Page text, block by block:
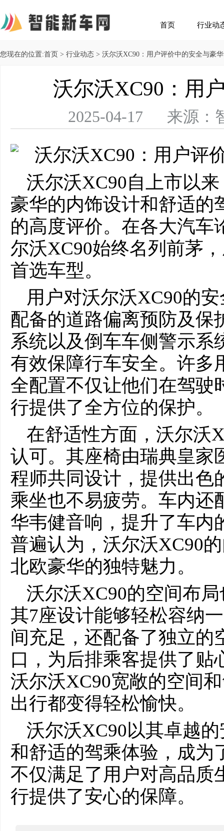
首页 行业动
您现在的位置:首页 > 行业动态 > 沃尔沃XC90：用户评价中的安全与豪华
沃尔沃XC90：用
2025-04-17 来源：
沃尔沃XC90自上市以
豪华的内饰设计和舒适的
的高度评价。在各大汽车
尔沃XC90始终名列前茅
首选车型。
用户对沃尔沃XC90的
配备的道路偏离预防及保
系统以及倒车车侧警示系
有效保障行车安全。许多
全配置不仅让他们在驾驶
行提供了全方位的保护。
在舒适性方面，沃尔沃
认可。其座椅由瑞典皇家
程师共同设计，提供出色
乘坐也不易疲劳。车内还
华韦健音响，提升了车内
普遍认为，沃尔沃XC90
北欧豪华的独特魅力。
沃尔沃XC90的空间布
其7座设计能够轻松容纳
间充足，还配备了独立的
口，为后排乘客提供了贴
沃尔沃XC90宽敞的空间
出行都变得轻松愉快。
沃尔沃XC90以其卓越
和舒适的驾乘体验，成为
不仅满足了用户对高品质
行提供了安心的保障。